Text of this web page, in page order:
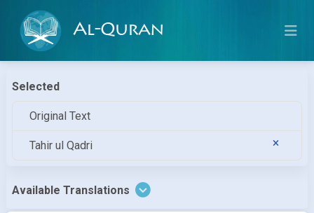
Al-Quran
Selected
Original Text
Tahir ul Qadri
Available Translations